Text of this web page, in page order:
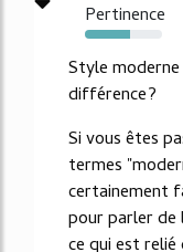
Pertinence
59%
Style
différence?
Si vous êtes
termes
certainement
pour parler
ce qui est